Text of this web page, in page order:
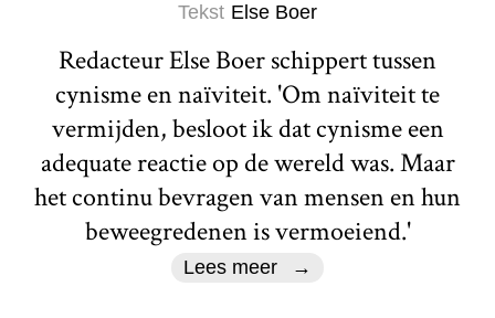
Tekst Else Boer
Redacteur Else Boer schippert tussen
cynisme en naïviteit. 'Om naïviteit te
vermijden, besloot ik dat cynisme een
adequate reactie op de wereld was. Maar
het continu bevragen van mensen en hun
beweegredenen is vermoeiend.'
Lees meer